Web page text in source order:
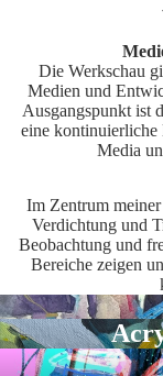
Die Werkschau
Medien und
Ausgangspunkt ist
eine
Media
Im Zentrum
Verdichtung und
Beobachtung und
Bereiche zeigen